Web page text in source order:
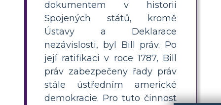
dokumentem v historii
Spojených států, kromě
Ústavy a Deklarace
nezávislosti, byl Bill práv. Po
její ratifikaci v roce 1787, Bill
práv zabezpečeny řady práv
stále ústředním americké
demokracie. Pro tuto činnost